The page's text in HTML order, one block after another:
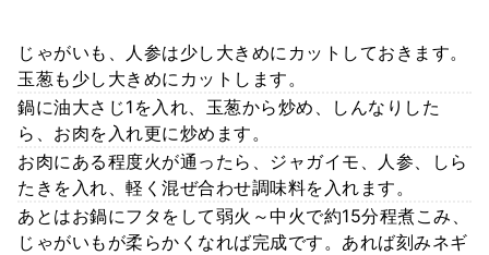
じゃがいも、人参は少し大きめにカットしておきます。
玉葱も少し大きめにカットします。
鍋に油大さじ1を入れ、玉葱から炒め、しんなりした
ら、お肉を入れ更に炒めます。
お肉にある程度火が通ったら、ジャガイモ、人参、しら
たきを入れ、軽く混ぜ合わせ調味料を入れます。
あとはお鍋にフタをして弱火～中火で約15分程煮こみ、
じゃがいもが柔らかくなれば完成です。あれば刻みネギ